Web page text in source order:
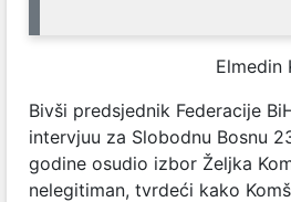
Elmedin
Bivši predsjednik Federacije
intervjuu za Slobodnu Bosnu
godine osudio izbor Željka
nelegitiman, tvrdeći kako